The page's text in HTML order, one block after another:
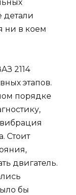
детали
ни в коем
2114
этапов.
порядке
Стоит
двигатель.
бы